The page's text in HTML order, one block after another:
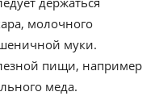
молочного
муки.
пищи, например
меда.